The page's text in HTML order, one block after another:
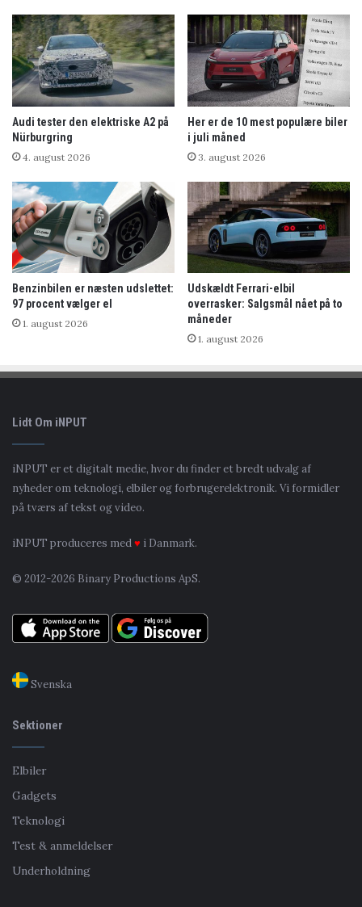
Audi tester den elektriske A2 på
Nürburgring
4. august 2026
Her er de 10 mest populære biler
i juli måned
3. august 2026
Benzinbilen er næsten udslettet:
97 procent vælger el
1. august 2026
Udskældt Ferrari-elbil
overrasker: Salgsmål nået på to
måneder
1. august 2026
Lidt Om iNPUT
iNPUT er et digitalt medie, hvor du finder et bredt udvalg af
nyheder om teknologi, elbiler og forbrugerelektronik. Vi formidler
på tværs af tekst og video.
iNPUT produceres med♥ i Danmark.
© 2012-2026 Binary Productions ApS.
Svenska
Sektioner
Elbiler
Gadgets
Teknologi
Test & anmeldelser
Underholdning